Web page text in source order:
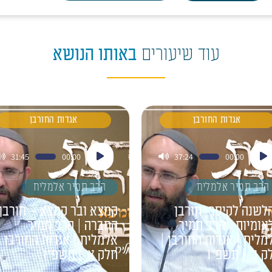
עוד שיעורים באותו הנושא
אגדות החורבן
00:00
37:24
הרב תמיר אלמליח
לקיסר- חורבן
| הרב תמיר
| אגדות החורבן |
ב' | תשפ"ו
אגדות החורבן
נגן
אודיו
00:00
31:45
הרב תמיר אלמליח
קמצא ובר קמצא –
החברה | הרב תמיר
אלמליח | אגדות
חלק א' | תשפ"ו